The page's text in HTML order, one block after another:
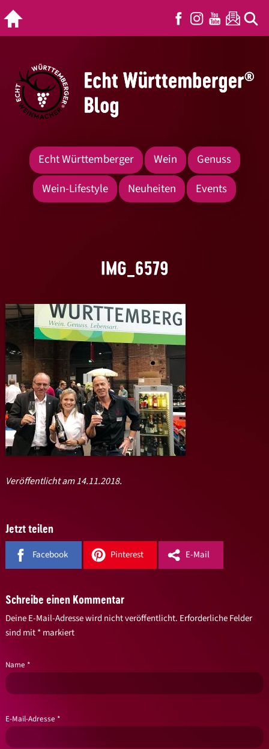
Echt Württemberger Wein
Genuss
Wein-Lifestyle
Neuheiten Events
IMG_6579
Veröffentlicht am 14.11.2018.
Jetzt teilen
Facebook Pinterest E-Mail
Schreibe einen Kommentar
Deine E-Mail-Adresse wird nicht veröffentlicht. Erforderliche Felder
sind mit*markiert
Name *
E-Mail-Adresse *